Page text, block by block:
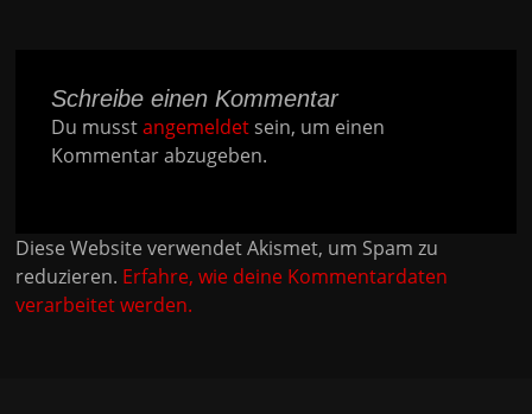
Schreibe einen Kommentar
Du musstangemeldet sein, um einen
Kommentar abzugeben.
Diese Website verwendet Akismet, um Spam zu
reduzieren. Erfahre, wie deine Kommentardaten
verarbeitet werden.